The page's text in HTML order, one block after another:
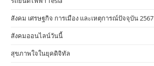
สังคม เศรษฐกิจ การเมือง และเหตุการณ์ปัจจุบัน 2567
สังคมออนไลน์วันนี้
สุขภาพใจในยุคดิจิทัล